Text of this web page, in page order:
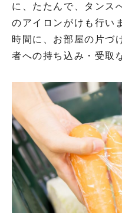
に、たたんで、タンス
のアイロンがけも行い
時間に、お部屋の片づ
者への持ち込み・受取